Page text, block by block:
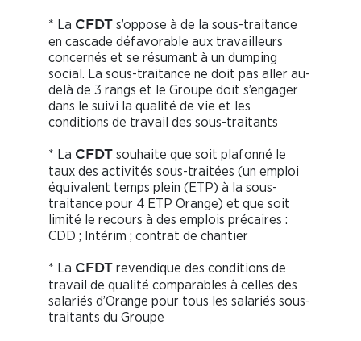
* La CFDT s’oppose à de la sous-traitance
en cascade défavorable aux travailleurs
concernés et se résumant à un dumping
social. La sous-traitance ne doit pas aller au-
delà de 3 rangs et le Groupe doit s’engager
dans le suivi la qualité de vie et les
conditions de travail des sous-traitants
* La CFDT souhaite que soit plafonné le
taux des activités sous-traitées (un emploi
équivalent temps plein (ETP) à la sous-
traitance pour 4 ETP Orange) et que soit
limité le recours à des emplois précaires :
CDD ; Intérim ; contrat de chantier
* La CFDT revendique des conditions de
travail de qualité comparables à celles des
salariés d’Orange pour tous les salariés sous-
traitants du Groupe